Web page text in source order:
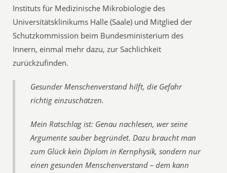
Instituts für Medizinische Mikrobiologie des
Universitätsklinikums Halle (Saale) und Mitglied der
Schutzkommission beim Bundesministerium des
Innern, einmal mehr dazu, zur Sachlichkeit
zurückzufinden.
Gesunder Menschenverstand hilft, die Gefahr
richtig einzuschätzen.
Mein Ratschlag ist: Genau nachlesen, wer seine
Argumente sauber begründet. Dazu braucht man
zum Glück kein Diplom in Kernphysik, sondern nur
einen gesunden Menschenverstand – dem kann